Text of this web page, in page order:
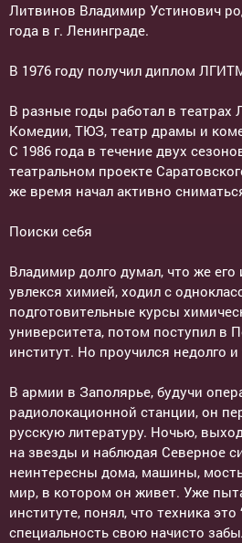
Литвинов Владимир Устинович
года в г. Ленинграде.
В 1976 году получил диплом
В разные годы работал в театрах
Комедии, ТЮЗ, театр драмы и
С 1986 года в течение двух
театральном проекте
же время начал активно
Поиски себя
Владимир долго думал, что же его
увлекся химией, ходил с
подготовительные курсы
университета, потом поступил в
институт. Но проучился недолго
В армии в Заполярье, будучи
радиолокационной станции, он
русскую литературу. Ночью,
на звезды и наблюдая Северное
неинтересны дома, машины,
мир, в котором он живет. Уже
институте, понял, что техника это
специальность свою начисто